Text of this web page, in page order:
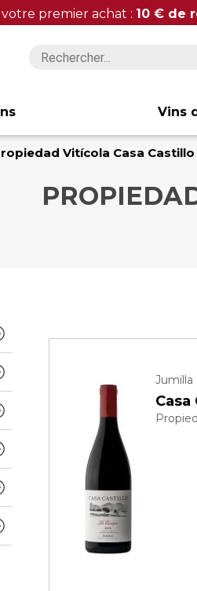
premier achat : 10 € de
Vins
Vitícola Casa Castillo
Jumilla